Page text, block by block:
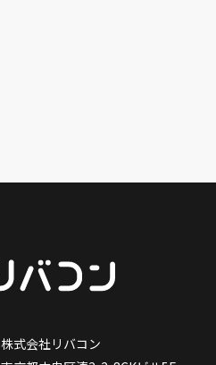
株式会社リバコン